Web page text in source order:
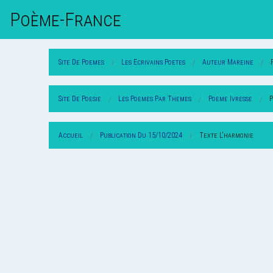
Poème-FrAnce
Site De Poemes Les Ecrivains Poetes Auteur Mareine
Site De Poesie Les Poemes Par Themes Poeme Ivresse
Accueil Publication Du 15/10/2024 Texte L'harmonie